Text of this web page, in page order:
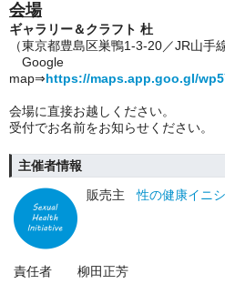
会場
ギャラリー＆クラフト 杜
（東京都豊島区巣鴨1-3-20／JR山手
Google
map⇒https://maps.app.goo.gl/
会場に直接お越しください。
受付でお名前をお知らせください。
主催者情報
販売主
性の健康イニ
責任者 柳田正芳